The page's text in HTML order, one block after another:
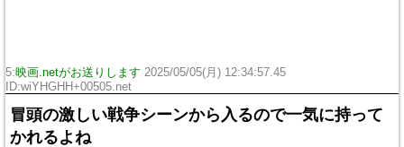
5:映画.netがお送りします 2025/05/05(月) 12:34:57.45
ID:wiYHGHH+00505.net
冒頭の激しい戦争シーンから入るので一気に持って
かれるよね